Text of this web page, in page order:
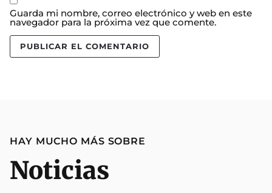
Guarda mi nombre, correo electrónico y web en este
navegador para la próxima vez que comente.
HAY MUCHO MÁS SOBRE
Noticias